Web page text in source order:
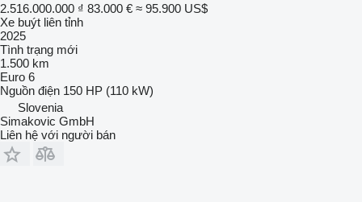
2.516.000.000 ₫ 83.000 € ≈ 95.900 US$
Xe buýt liên tỉnh
2025
Tình trạng mới
1.500 km
Euro 6
Nguồn điện 150 HP (110 kW)
Slovenia
Simakovic GmbH
Liên hệ với người bán